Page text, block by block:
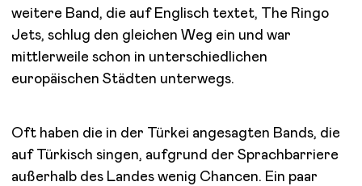
weitere Band, die auf Englisch textet, The Ringo
Jets, schlug den gleichen Weg ein und war
mittlerweile schon in unterschiedlichen
europäischen Städten unterwegs.
Oft haben die in der Türkei angesagten Bands, die
auf Türkisch singen, aufgrund der Sprachbarriere
außerhalb des Landes wenig Chancen. Ein paar